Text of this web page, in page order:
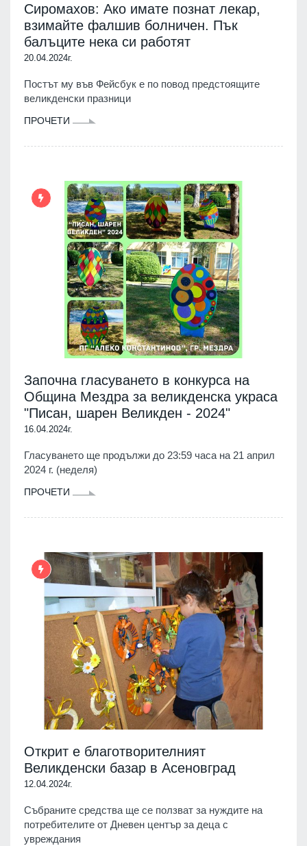
Сиромахов: Ако имате познат лекар,
взимайте фалшив болничен. Пък
балъците нека си работят
20.04.2024г.
Постът му във Фейсбук е по повод предстоящите
великденски празници
ПРОЧЕТИ
Започна гласуването в конкурса на
Община Мездра за великденска украса
"Писан, шарен Великден - 2024"
16.04.2024г.
Гласуването ще продължи до 23:59 часа на 21 април
2024 г. (неделя)
ПРОЧЕТИ
Открит е благотворителният
Великденски базар в Асеновград
12.04.2024г.
Събраните средства ще се ползват за нуждите на
потребителите от Дневен център за деца с
увреждания